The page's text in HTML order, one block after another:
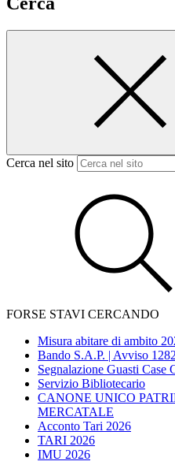
Cerca nel sito
FORSE STAVI CERCANDO
Misura abitare di ambito
Bando S.A.P. | Avviso
Segnalazione Guasti Case
Servizio Bibliotecario
CANONE UNICO
MERCATALE
Acconto Tari 2026
TARI 2026
IMU 2026